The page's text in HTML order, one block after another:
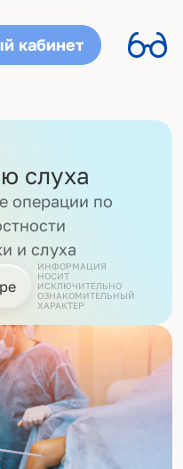
кабинет
слуха
операции по
и слуха
ИНФОРМАЦИЯ
НОСИТ
ИСКЛЮЧИТЕЛЬНО
ОЗНАКОМИТЕЛЬНЫЙ
ХАРАКТЕР